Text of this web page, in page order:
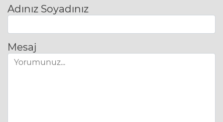
Adınız Soyadınız
Mesaj